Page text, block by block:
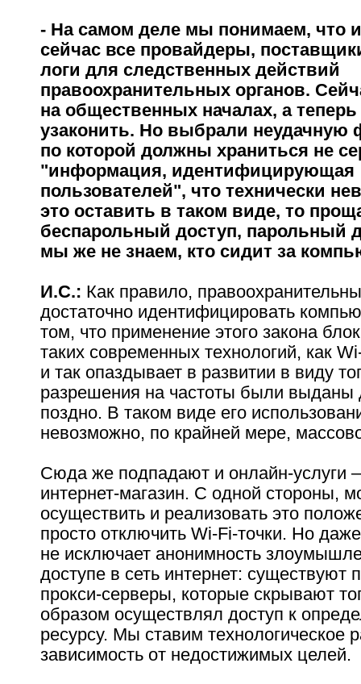
- На самом деле мы понимаем, что
сейчас все провайдеры,
логи для следственных действий
правоохранительных органов.
на общественных началах, а
узаконить. Но выбрали неудачную
по которой должны храниться не
"информация, идентифицирующая
пользователей", что технически
это оставить в таком виде, то
беспарольный доступ, парольный
мы же не знаем, кто сидит за
И.С.: Как правило,
достаточно идентифицировать
том, что применение этого закона
таких современных технологий, как
и так опаздывает в развитии в виду
разрешения на частоты были выданы
поздно. В таком виде его
невозможно, по крайней мере,
Сюда же подпадают и онлайн-услуги
интернет-магазин. С одной стороны,
осуществить и реализовать это
просто отключить Wi-Fi-точки. Но
не исключает анонимность
доступе в сеть интернет: существуют
прокси-серверы, которые скрывают
образом осуществлял доступ к
ресурсу. Мы ставим технологическое
зависимость от недостижимых целей.